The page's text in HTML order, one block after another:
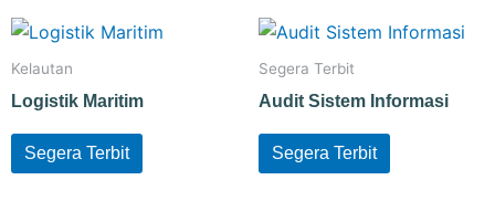
Kelautan
Logistik Maritim
Segera Terbit
Segera Terbit
Audit Sistem Informasi
Segera Terbit